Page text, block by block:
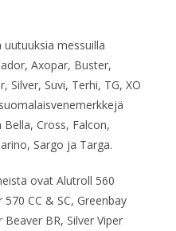
messuilla
Axopar, Buster,
Silver, Suvi, Terhi, TG, XO
Cross, Falcon,
Sargo ja Targa.
ovat Alutroll 560
CC & SC, Greenbay
BR, Silver Viper